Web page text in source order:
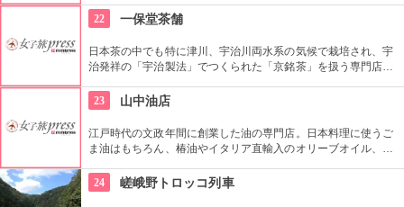
って浅漬けが作られたのが始まり。お土産や贈り物に買ってみ
たいですね。
22 一保堂茶舗
日本茶の中でも特に津川、宇治川両水系の気候で栽培され、宇
治発祥の「宇治製法」でつくられた「京銘茶」を扱う専門店。
る段階から教えてもらうことができます。
23 山中油店
江戸時代の文政年間に創業した油の専門店。日本料理に使うご
ま油はもちろん、椿油やイタリア直輸入のオリーブオイル、き
らゆる油を取り扱っています。店舗は安政年間に建てられたも
ので、昔の面影が残っています。
24 嵯峨野トロッコ列車